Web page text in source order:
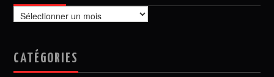
Archives
CATÉGORIES